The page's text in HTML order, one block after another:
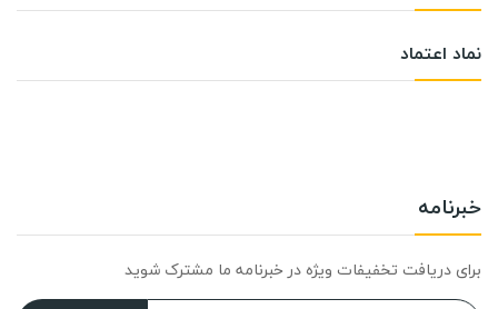
نماد اعتماد
خبرنامه
برای دریافت تخفیفات ویژه در خبرنامه ما مشترک شوید